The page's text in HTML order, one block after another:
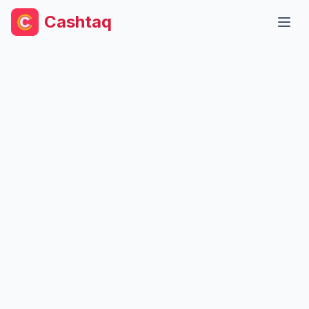
Cashtaq